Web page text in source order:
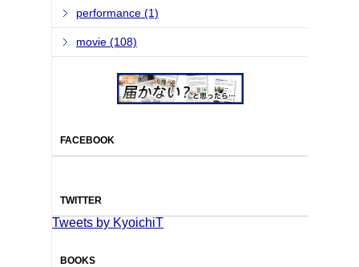
performance (1)
movie (108)
FACEBOOK
TWITTER
Tweets by KyoichiT
BOOKS